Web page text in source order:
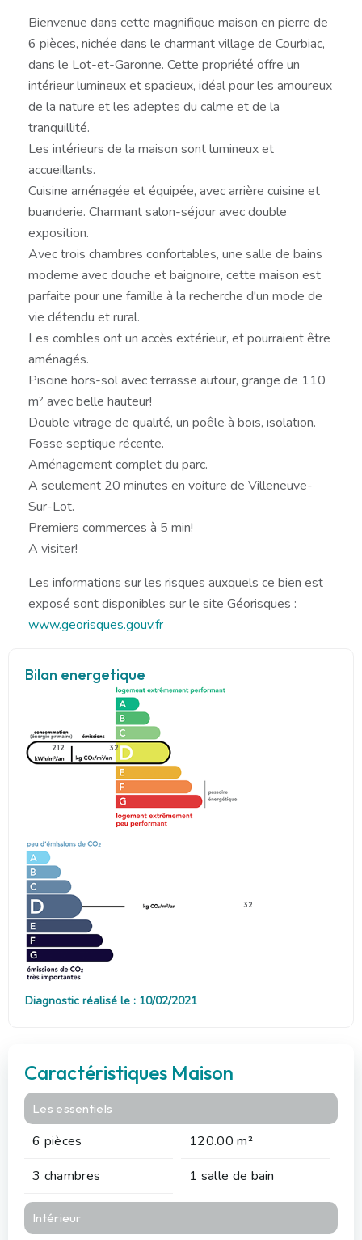
Bienvenue dans cette magnifique maison en pierre de
6 pièces, nichée dans le charmant village de Courbiac,
dans le Lot-et-Garonne. Cette propriété offre un
intérieur lumineux et spacieux, idéal pour les amoureux
de la nature et les adeptes du calme et de la
tranquillité.
Les intérieurs de la maison sont lumineux et
accueillants.
Cuisine aménagée et équipée, avec arrière cuisine et
buanderie. Charmant salon-séjour avec double
exposition.
Avec trois chambres confortables, une salle de bains
moderne avec douche et baignoire, cette maison est
parfaite pour une famille à la recherche d'un mode de
vie détendu et rural.
Les combles ont un accès extérieur, et pourraient être
aménagés.
Piscine hors-sol avec terrasse autour, grange de 110
m² avec belle hauteur!
Double vitrage de qualité, un poêle à bois, isolation.
Fosse septique récente.
Aménagement complet du parc.
A seulement 20 minutes en voiture de Villeneuve-
Sur-Lot.
Premiers commerces à 5 min!
A visiter!
Les informations sur les risques auxquels ce bien est
exposé sont disponibles sur le site Géorisques :
www.georisques.gouv.fr
Bilan energetique
212 32
32
Diagnostic réalisé le : 10/02/2021
Caractéristiques Maison
Les essentiels
6 pièces
120.00 m²
3 chambres
1 salle de bain
Intérieur